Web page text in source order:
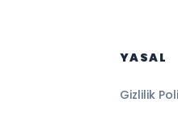
YASAL
Gizlilik